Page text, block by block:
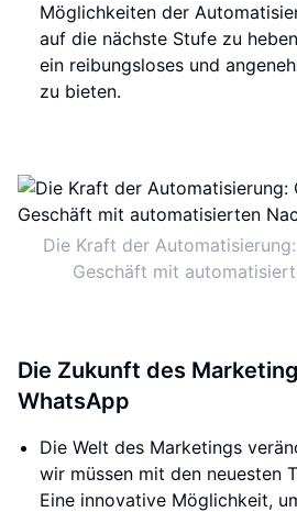
Möglichkeiten der
auf die nächste Stufe zu
ein reibungsloses und
zu bieten.
Die Kraft der
Geschäft mit
Die Zukunft des
WhatsApp
Die Welt des Marketings
wir müssen mit den neuesten
Eine innovative Möglichkeit,